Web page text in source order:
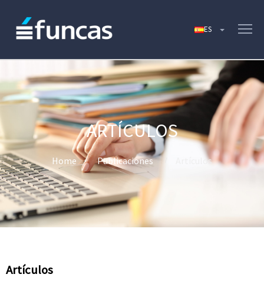
ARTÍCULOS
Home Publicaciones Artículos
Artículos